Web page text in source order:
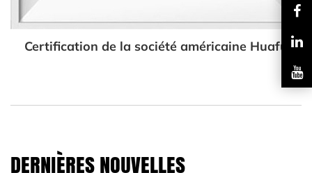
Certification de la société américaine Huafu
DERNIÈRES NOUVELLES